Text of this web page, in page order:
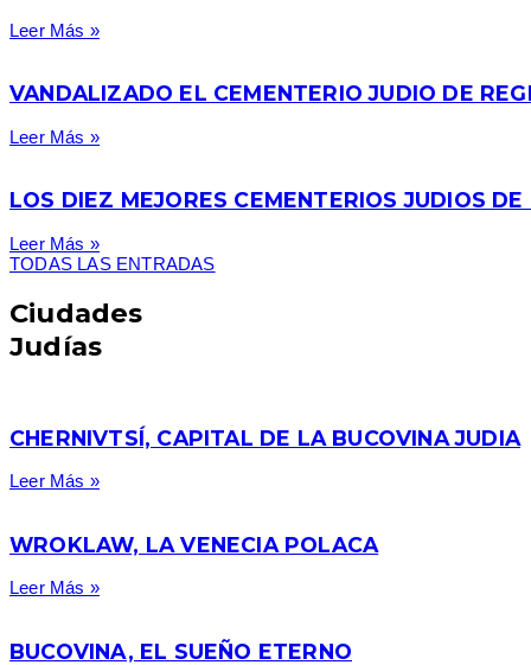
Leer Más »
VANDALIZADO EL CEMENTERIO JUDIO DE
Leer Más »
LOS DIEZ MEJORES CEMENTERIOS JUDIOS
Leer Más »
TODAS LAS ENTRADAS
Ciudades
Judías
CHERNIVTSÍ, CAPITAL DE LA BUCOVINA JUDIA
Leer Más »
WROKLAW, LA VENECIA POLACA
Leer Más »
BUCOVINA, EL SUEÑO ETERNO